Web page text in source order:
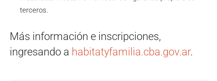
terceros.
Más información e inscripciones,
ingresando a habitatyfamilia.cba.gov.ar.